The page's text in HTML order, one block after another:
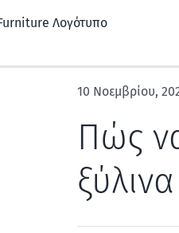
10 Νοεμβρίου,
Πώς